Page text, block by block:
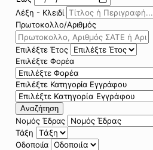
Λέξη - Κλειδί
Πρωτοκολλο/Αριθμός
Επιλέξτε Έτος
Επιλέξτε Φορέα
Επιλέξτε Κατηγορία Εγγράφου
Αναζήτηση
Νομός Έδρας
Τάξη
Οδοποιία